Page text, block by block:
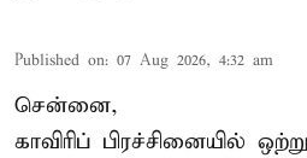
Published on: 07 Aug 2026, 4:32 am
சென்னை,
காவிரிப் பிரச்சினையில்